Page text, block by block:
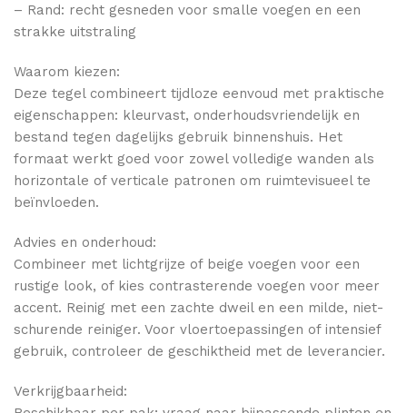
– Rand: recht gesneden voor smalle voegen en een
strakke uitstraling
Waarom kiezen:
Deze tegel combineert tijdloze eenvoud met praktische
eigenschappen: kleurvast, onderhoudsvriendelijk en
bestand tegen dagelijks gebruik binnenshuis. Het
formaat werkt goed voor zowel volledige wanden als
horizontale of verticale patronen om ruimtevisueel te
beïnvloeden.
Advies en onderhoud:
Combineer met lichtgrijze of beige voegen voor een
rustige look, of kies contrasterende voegen voor meer
accent. Reinig met een zachte dweil en een milde, niet-
schurende reiniger. Voor vloertoepassingen of intensief
gebruik, controleer de geschiktheid met de leverancier.
Verkrijgbaarheid: